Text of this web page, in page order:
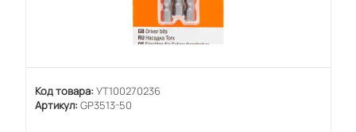
Код товара: УТ100270236
Артикул: GP3513-50